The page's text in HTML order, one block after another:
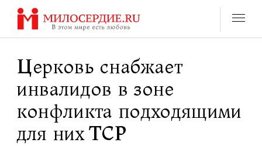
Перейти
содержанию
Церковь снабжает
инвалидов в зоне
конфликта подходящими
для них ТСР